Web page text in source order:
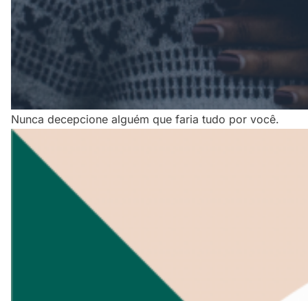
Nunca decepcione alguém que faria tudo por você.